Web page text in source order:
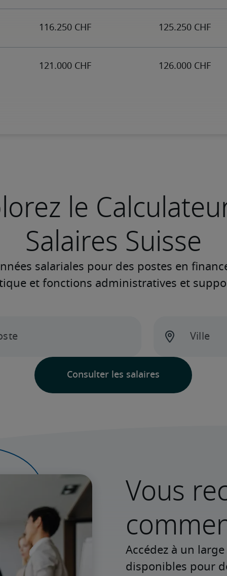
le
Salaires Suisse
Vous
Accédez à un
disponibles pour